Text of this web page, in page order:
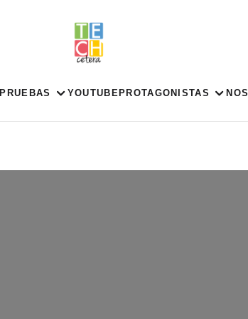
PRUEBAS YOUTUBE PROTAGONISTAS